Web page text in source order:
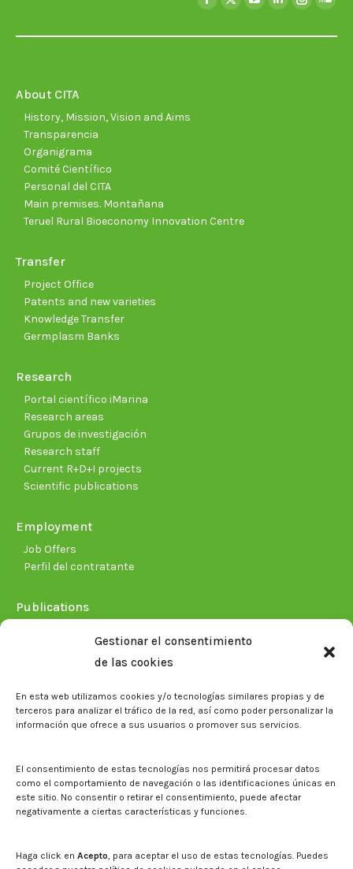
Gestionar el consentimiento
de las cookies
En esta web utilizamos cookies y/o tecnologías similares propias y de
terceros para analizar el tráfico de la red, así como poder personalizar la
información que ofrece a sus usuarios o promover sus servicios.
El consentimiento de estas tecnologías nos permitirá procesar datos
como el comportamiento de navegación o las identificaciones únicas en
este sitio. No consentir o retirar el consentimiento, puede afectar
negativamente a ciertas características y funciones.
Haga click en Acepto, para aceptar el uso de estas tecnologías. Puedes
Facebook
X
YouTubeLinkedin
About CITA
History, Mission, Vision and Aims
Transparencia
Organigrama
Comité Científico
Personal del CITA
Main premises. Montañana
Teruel Rural Bioeconomy Innovation Centre
Transfer
Project Office
Patents and new varieties
Knowledge Transfer
Germplasm Banks
Research
Portal científico iMarina
Research areas
Grupos de investigación
Research staff
Current R+D+I projects
Scientific publications
Employment
Job Offers
Perfil del contratante
Publications
Memorias corporativas
Biblioteca. Repositorio CITAREA
Press
Noticias
El CITA en los medios de comunicación
Corporate Identity
Boletín electrónico cita2
Mapa del sitio web